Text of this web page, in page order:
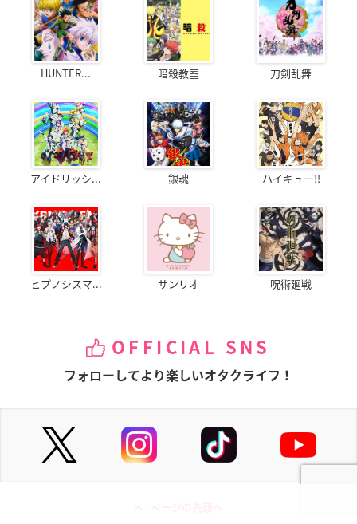
HUNTER... 暗殺教室 刀剣乱舞
アイドリッシ... 銀魂 ハイキュー!!
ヒプノシスマ... サンリオ 呪術廻戦
OFFICIAL SNS
フォローしてより楽しいオタクライフ！